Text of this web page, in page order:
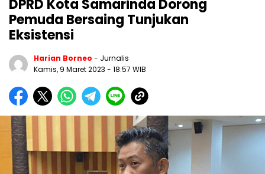
DPRD Kota Samarinda Dorong
Pemuda Bersaing Tunjukan
Eksistensi
Harian Borneo - Jurnalis
Kamis, 9 Maret 2023 - 18:57 WIB